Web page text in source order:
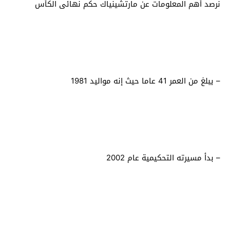
نرصد أهم المعلومات عن مارتشينياك حكم نهائى الكأس
– يبلغ من العمر 41 عاما حيث إنه مواليد 1981
– بدأ مسيرته التحكيمية عام 2002